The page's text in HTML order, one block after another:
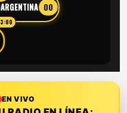
ARGENTINA 00
EN VIVO